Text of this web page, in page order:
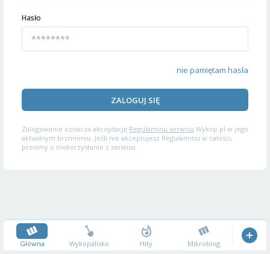
Hasło
nie pamiętam hasła
ZALOGUJ SIĘ
Zalogowanie oznacza akceptację Regulaminu serwisu Wykop.pl w jego
aktualnym brzmieniu. Jeśli nie akceptujesz Regulaminu w całości,
prosimy o niekorzystanie z serwisu.
Główna Wykopalisko Hity Mikroblog